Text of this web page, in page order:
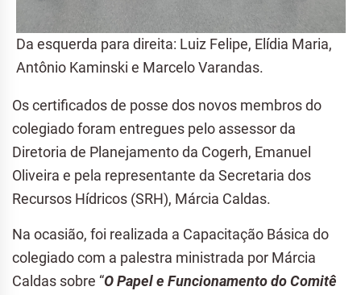
Da esquerda para direita: Luiz Felipe, Elídia Maria,
Antônio Kaminski e Marcelo Varandas.
Os certificados de posse dos novos membros do
colegiado foram entregues pelo assessor da
Diretoria de Planejamento da Cogerh, Emanuel
Oliveira e pela representante da Secretaria dos
Recursos Hídricos (SRH), Márcia Caldas.
Na ocasião, foi realizada a Capacitação Básica do
colegiado com a palestra ministrada por Márcia
Caldas sobre “O Papel e Funcionamento do Comitê